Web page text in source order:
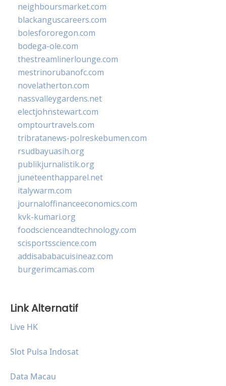
neighboursmarket.com
blackanguscareers.com
bolesfororegon.com
bodega-ole.com
thestreamlinerlounge.com
mestrinorubanofc.com
novelatherton.com
nassvalleygardens.net
electjohnstewart.com
omptourtravels.com
tribratanews-polreskebumen.com
rsudbayuasih.org
publikjurnalistik.org
juneteenthapparel.net
italywarm.com
journaloffinanceeconomics.com
kvk-kumari.org
foodscienceandtechnology.com
scisportsscience.com
addisababacuisineaz.com
burgerimcamas.com
Link Alternatif
Live HK
Slot Pulsa Indosat
Data Macau